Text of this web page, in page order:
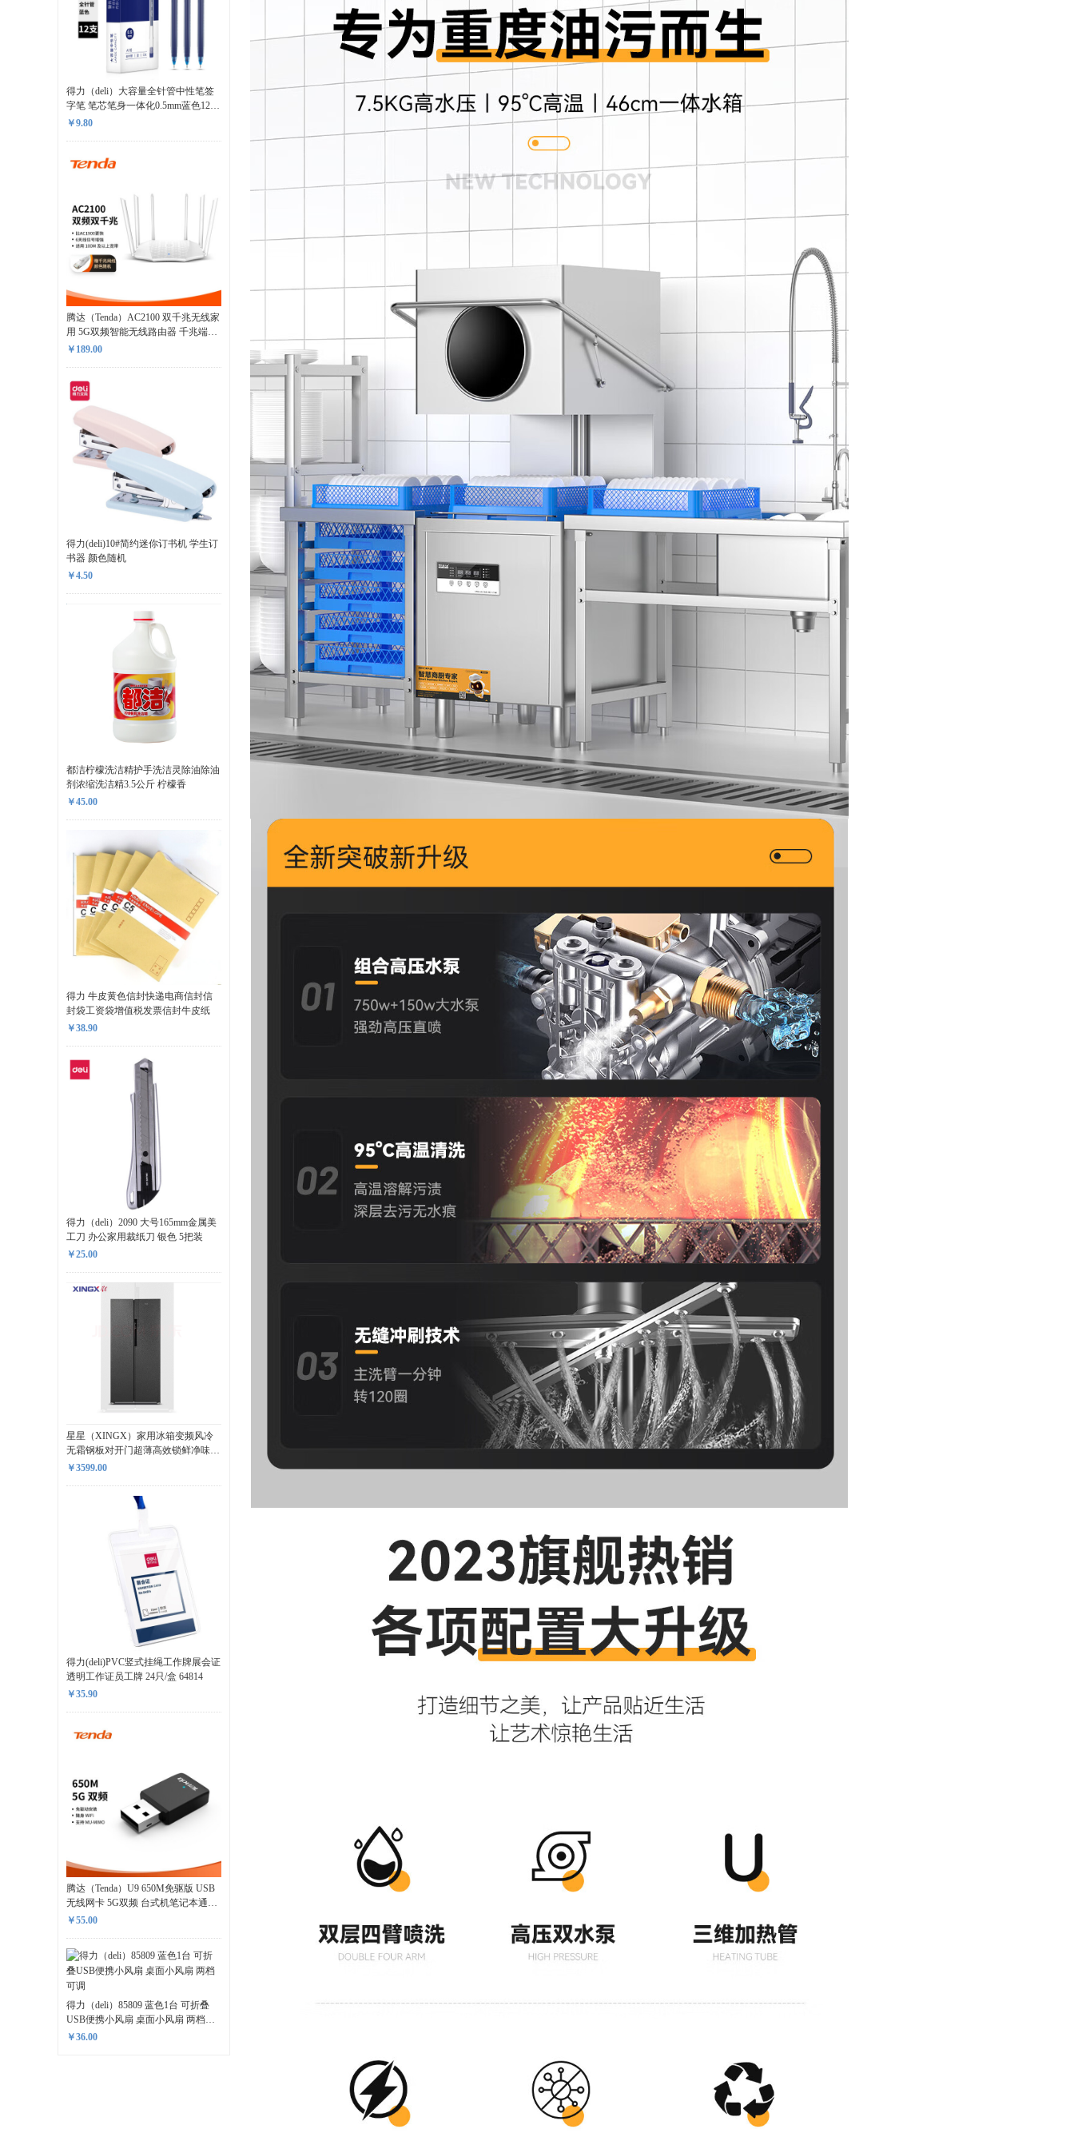
得力（deli）大容量全针管中性笔签
字笔 笔芯笔身一体化0.5mm蓝色12
支/盒DL-A116
￥9.80
腾达（Tenda）AC2100 双千兆无线家
用 5G双频智能无线路由器 千兆端口
光纤宽带WIFI穿墙 路由器千兆
￥189.00
得力(deli)10#简约迷你订书机 学生订
书器 颜色随机
￥4.50
都洁柠檬洗洁精护手洗洁灵除油除油
剂浓缩洗洁精3.5公斤 柠檬香
￥45.00
得力 牛皮黄色信封快递电商信封信
封袋工资袋增值税发票信封牛皮纸
￥38.90
得力（deli）2090 大号165mm金属美
工刀 办公家用裁纸刀 银色 5把装
￥25.00
星星（XINGX）家用冰箱变频风冷
无霜钢板对开门超薄高效锁鲜净味无
细菌健康安全 BCD-501WPA2
￥3599.00
得力(deli)PVC竖式挂绳工作牌展会证
透明工作证员工牌 24只/盒 64814
￥35.90
腾达（Tenda）U9 650M免驱版 USB
无线网卡 5G双频 台式机笔记本通用
迷你mini 随身WiFi接收器 发射器
￥55.00
得力（deli）85809 蓝色1台 可折叠
USB便携小风扇 桌面小风扇 两档可
调
￥36.00